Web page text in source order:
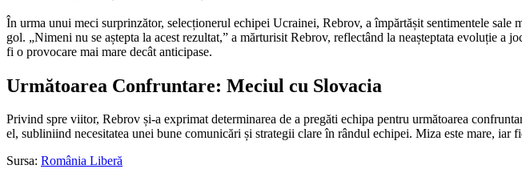
În urma unui meci surprinzător, selecționerul echipei Ucrainei, Rebrov, a împărtășit sentimentele
gol. „Nimeni nu se aștepta la acest rezultat,” a mărturisit Rebrov, reflectând la neașteptata evoluție
fi o provocare mai mare decât anticipase.
Următoarea Confruntare: Meciul cu Slovacia
Privind spre viitor, Rebrov și-a exprimat determinarea de a pregăti echipa pentru următoarea
el, subliniind necesitatea unei bune comunicări și strategii clare în rândul echipei. Miza este mare,
Sursa: România Liberă